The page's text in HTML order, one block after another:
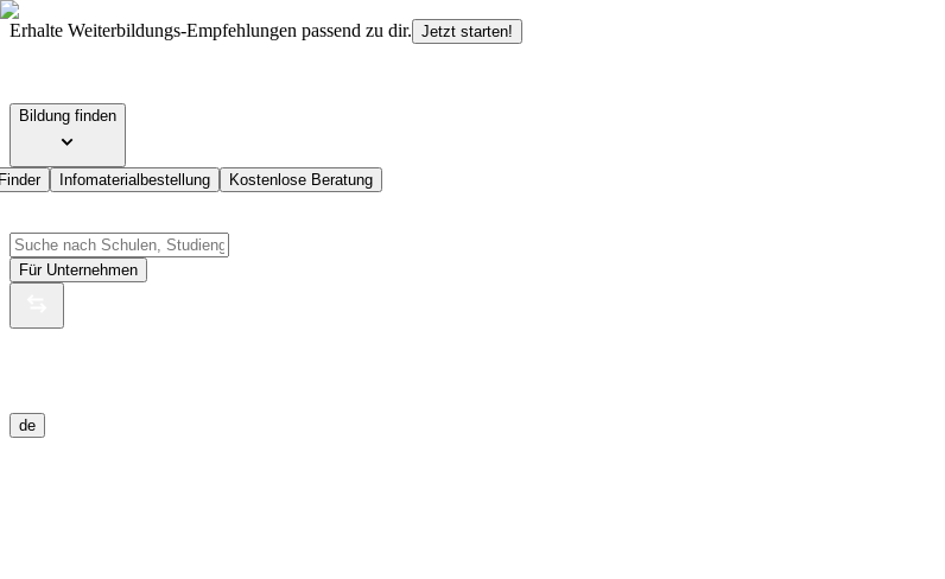
Erhalte Weiterbildungs-Empfehlungen passend zu dir. Jetzt starten!
Bildung finden
Infomaterialbestellung Kostenlose Beratung
Für Unternehmen
de